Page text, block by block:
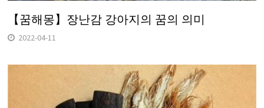
【꿈해몽】장난감 강아지의 꿈의 의미
2022-04-11